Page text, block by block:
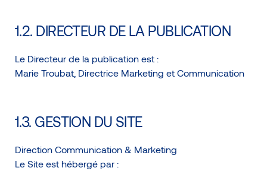
1.2. DIRECTEUR DE LA PUBLICATION
Le Directeur de la publication est :
Marie Troubat, Directrice Marketing et Communication
1.3. GESTION DU SITE
Direction Communication & Marketing
Le Site est hébergé par :